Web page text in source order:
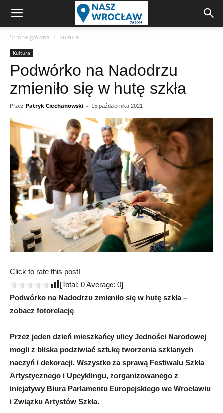
Strona główna Kultura
Kultura
Podwórko na Nadodrzu
zmieniło się w hutę szkła
Przez Patryk Ciechanowski - 15 października 2021
Click to rate this post!
[Total: 0Average: 0]
Podwórko na Nadodrzu zmieniło się w hutę szkła –
zobacz fotorelację
Przez jeden dzień mieszkańcy ulicy Jedności Narodowej
mogli z bliska podziwiać sztukę tworzenia szklanych
naczyń i dekoracji. Wszystko za sprawą Festiwalu Szkła
Artystycznego i Upcyklingu, zorganizowanego z
inicjatywy Biura Parlamentu Europejskiego we Wrocławiu
i Związku Artystów Szkła.